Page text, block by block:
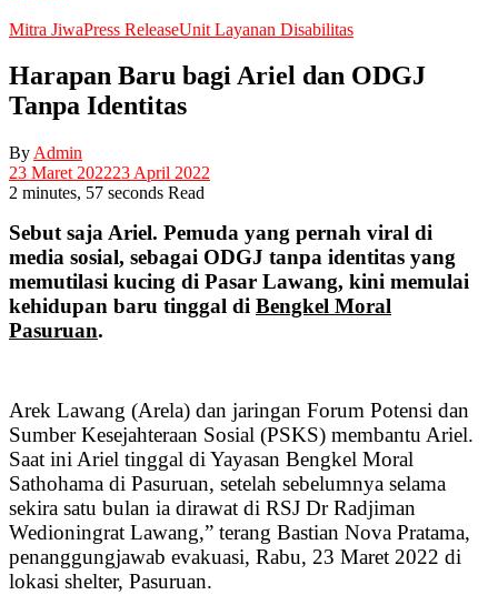
Mitra JiwaPress ReleaseUnit Layanan Disabilitas
Harapan Baru bagi Ariel dan ODGJ
Tanpa Identitas
By Admin
23 Maret 202223 April 2022
2 minutes, 57 seconds Read
Sebut saja Ariel. Pemuda yang pernah viral di
media sosial, sebagai ODGJ tanpa identitas yang
memutilasi kucing di Pasar Lawang, kini memulai
kehidupan baru tinggal di Bengkel Moral
Pasuruan.
Arek Lawang (Arela) dan jaringan Forum Potensi dan
Sumber Kesejahteraan Sosial (PSKS) membantu Ariel.
Saat ini Ariel tinggal di Yayasan Bengkel Moral
Sathohama di Pasuruan, setelah sebelumnya selama
sekira satu bulan ia dirawat di RSJ Dr Radjiman
Wedioningrat Lawang,” terang Bastian Nova Pratama,
penanggungjawab evakuasi, Rabu, 23 Maret 2022 di
lokasi shelter, Pasuruan.